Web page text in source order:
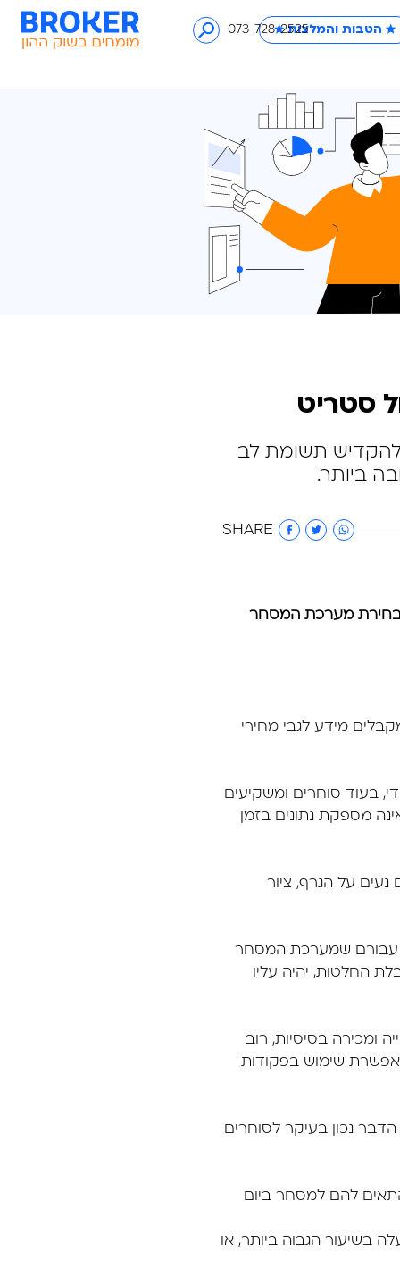
★
073-728-2525
סטריט
להקדיש תשומת לב
ביותר.
SHARE
מערכת המסחר
מידע לגבי מחירי
בעוד סוחרים ומשקיעים
מספקת נתונים בזמן
על הגרף, ציור
עבורם שמערכת המסחר
החלטות, יהיה עליו
בסיסיות, רוב
שימוש בפקודות
נכון בעיקר לסוחרים
להם למסחר ביום
בשיעור הגבוה ביותר, או